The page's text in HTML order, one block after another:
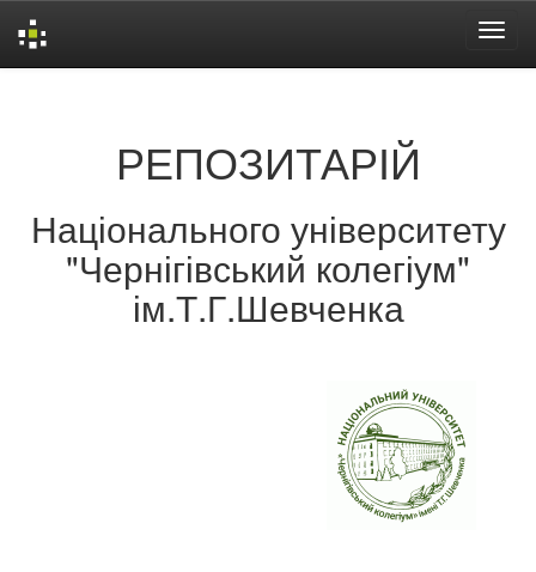
РЕПОЗИТАРІЙ
Національного університету
"Чернігівський колегіум"
ім.Т.Г.Шевченка